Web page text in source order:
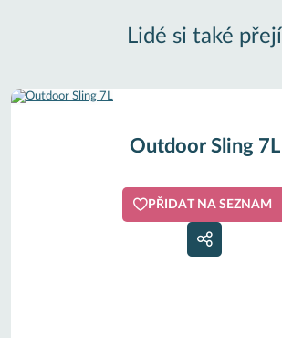
Lidé si také přejí
Outdoor Sling 7L
PŘIDAT NA SEZNAM